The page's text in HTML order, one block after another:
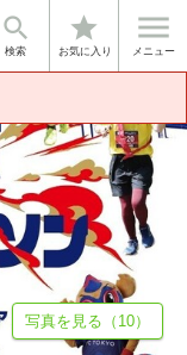

検索
star
お気に入り

メニュー
企業情報
写真を見る（10）